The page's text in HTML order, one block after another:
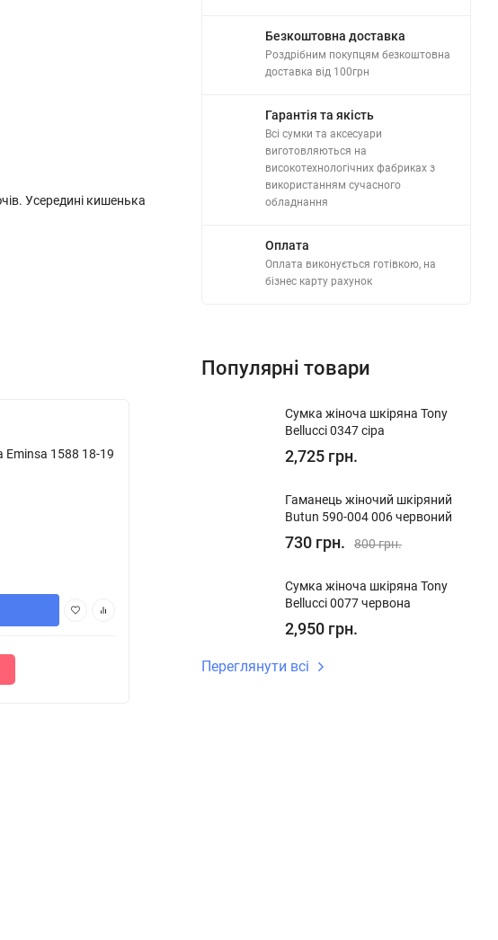
Усередині кишенька
1588 18-19
Ключниця шкіряна Eminsa 1588 18-16
Купуй в 1 клік
Безкоштовна доставка
Роздрібним покупцям безкоштовна
доставка від 100грн
Гарантія та якість
Всі сумки та аксесуари
виготовляються на
високотехнологічних фабриках з
використанням сучасного
обладнання
Оплата
Оплата виконується готівкою, на
бізнес карту рахунок
Популярні товари
​Сумка жіноча шкіряна Tony
Bellucci 0347 сіра
2,725 грн.
​Гаманець жіночий шкіряний
Butun 590-004 006 червоний
730 грн. 800 грн.
Сумка жіноча шкіряна Tony
Bellucci 0077 червона
2,950 грн.
Переглянути всі